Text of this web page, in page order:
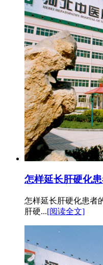
怎样延长肝硬化
怎样延长肝硬化患者
肝硬...[阅读全文]